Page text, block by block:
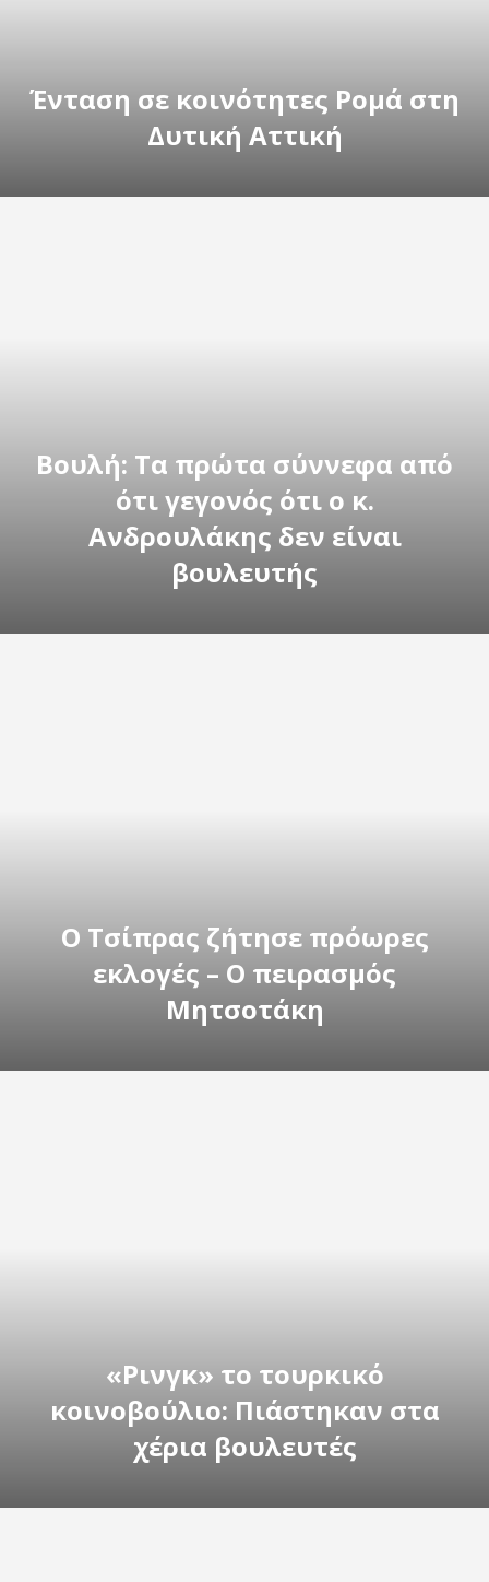
Ένταση σε κοινότητες Ρομά στη
Δυτική Αττική
Βουλή: Τα πρώτα σύννεφα από
ότι γεγονός ότι ο κ.
Ανδρουλάκης δεν είναι
βουλευτής
Ο Τσίπρας ζήτησε πρόωρες
εκλογές – Ο πειρασμός
Μητσοτάκη
«Ρινγκ» το τουρκικό
κοινοβούλιο: Πιάστηκαν στα
χέρια βουλευτές